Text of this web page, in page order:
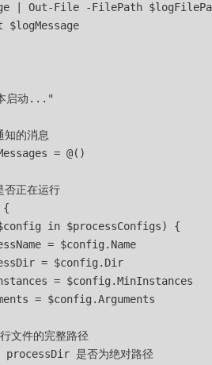
| Out-File -FilePath
$logMessage
启动..."
的消息
= @()
否正在运行
{
in $processConfigs) {
= $config.Name
= $config.Dir
= $config.MinInstances
= $config.Arguments
文件的完整路径
是否为绝对路径